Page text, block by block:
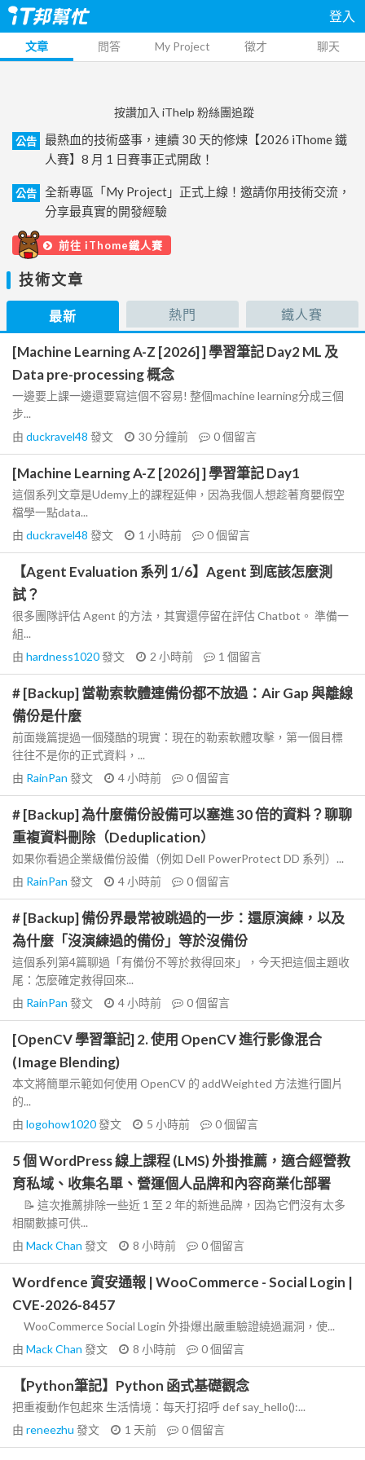
登入
文章 問答 My Project 徵才 聊天
按讚加入 iThelp 粉絲團追蹤
公告
最熱血的技術盛事，連續 30 天的修煉【2026 iThome 鐵
人賽】8 月 1 日賽事正式開啟！
公告
全新專區「My Project」正式上線！邀請你用技術交流，
分享最真實的開發經驗
前往 iThome鐵人賽
技術文章
最新 熱門 鐵人賽
[Machine Learning A-Z [2026] ] 學習筆記 Day2 ML 及
Data pre-processing 概念
一邊要上課一邊還要寫這個不容易! 整個machine learning分成三個
步...
由 duckravel48 發文 30 分鐘前 0個留言
[Machine Learning A-Z [2026] ] 學習筆記 Day1
這個系列文章是Udemy上的課程延伸，因為我個人想趁著育嬰假空
檔學一點data...
由 duckravel48 發文 1 小時前 0個留言
【Agent Evaluation 系列 1/6】Agent 到底該怎麼測
試？
很多團隊評估 Agent 的方法，其實還停留在評估 Chatbot。 準備一
組...
由 hardness1020發文 2 小時前 1 個留言
# [Backup] 當勒索軟體連備份都不放過：Air Gap 與離線
備份是什麼
前面幾篇提過一個殘酷的現實：現在的勒索軟體攻擊，第一個目標
往往不是你的正式資料，...
由 RainPan 發文 4 小時前 0個留言
# [Backup] 為什麼備份設備可以塞進 30 倍的資料？聊聊
重複資料刪除（Deduplication）
如果你看過企業級備份設備（例如 Dell PowerProtect DD 系列）...
由 RainPan 發文 4 小時前 0個留言
# [Backup] 備份界最常被跳過的一步：還原演練，以及
為什麼「沒演練過的備份」等於沒備份
這個系列第4篇聊過「有備份不等於救得回來」，今天把這個主題收
尾：怎麼確定救得回來...
由 RainPan 發文 4 小時前 0個留言
[OpenCV 學習筆記] 2. 使用 OpenCV 進行影像混合
(Image Blending)
本文將簡單示範如何使用 OpenCV 的 addWeighted 方法進行圖片
的...
由 logohow1020發文 5 小時前 0個留言
5 個 WordPress 線上課程 (LMS) 外掛推薦，適合經營教
育私域、收集名單、營運個人品牌和內容商業化部署
📝 這次推薦排除一些近 1 至 2 年的新進品牌，因為它們沒有太多
相關數據可供...
由 Mack Chan 發文 8 小時前 0個留言
Wordfence 資安通報 | WooCommerce - Social Login |
CVE-2026-8457
WooCommerce Social Login 外掛爆出嚴重驗證繞過漏洞，使...
由 Mack Chan 發文 8 小時前 0個留言
【Python筆記】Python 函式基礎觀念
把重複動作包起來 生活情境：每天打招呼 def say_hello():...
由 reneezhu 發文 1 天前 0個留言